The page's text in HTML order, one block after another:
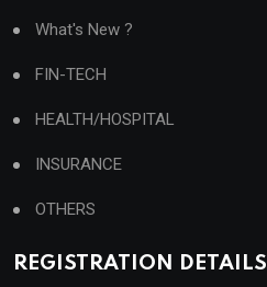
What's New ?
FIN-TECH
HEALTH/HOSPITAL
INSURANCE
OTHERS
REGISTRATION DETAILS